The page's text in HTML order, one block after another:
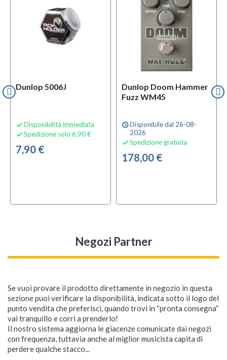
Dunlop 5006J
 Disponibilità immediata
 Spedizione solo 6,90 €
7,90 €
Dunlop Doom Hammer
Fuzz WM45
scheduleDisponibile dal 26-08-
2026
 Spedizione gratuita
178,00 €
Negozi Partner
Se vuoi provare il prodotto direttamente in negozio in questa
sezione puoi verificare la disponibilità, indicata sotto il logo del
punto vendita che preferisci, quando trovi in “pronta consegna”
vai tranquillo e corri a prenderlo!
Il nostro sistema aggiorna le giacenze comunicate dai negozi
con frequenza, tuttavia anche al miglior musicista capita di
perdere qualche stacco...